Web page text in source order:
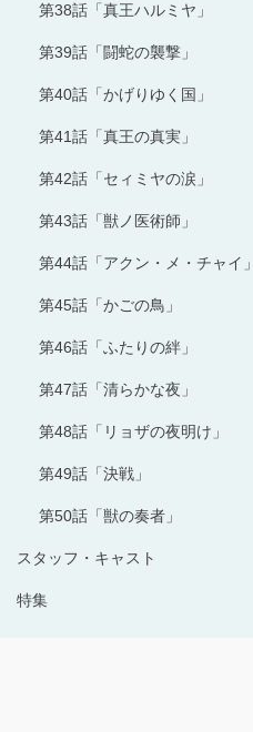
第38話「真王ハルミヤ」
第39話「闘蛇の襲撃」
第40話「かげりゆく国」
第41話「真王の真実」
第42話「セィミヤの涙」
第43話「獣ノ医術師」
第44話「アクン・メ・チャイ」
第45話「かごの鳥」
第46話「ふたりの絆」
第47話「清らかな夜」
第48話「リョザの夜明け」
第49話「決戦」
第50話「獣の奏者」
スタッフ・キャスト
特集